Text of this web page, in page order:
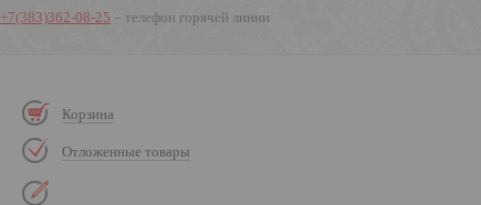
+7(383)362-08-25 – телефон горячей линии
Корзина
Отложенные товары